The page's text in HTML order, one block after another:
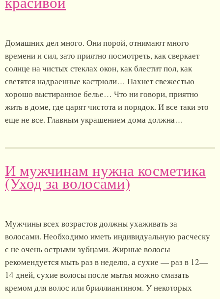
Домашних дел много. Они порой, отнимают много
времени и сил, зато приятно посмотреть, как сверкает
солнце на чистых стеклах окон, как блестит пол, как
светятся надраенные кастрюли… Пахнет свежестью
хорошо выстиранное белье… Что ни говори, приятно
жить в доме, где царят чистота и порядок. И все таки это
еще не все. Главным украшением дома должна…
И мужчинам нужна косметика
(Уход за волосами)
Мужчины всех возрастов должны ухаживать за
волосами. Необходимо иметь индивидуальную расческу
с не очень острыми зубцами. Жирные волосы
рекомендуется мыть раз в неделю, а сухие — раз в 12—
14 дней, сухие волосы после мытья можно смазать
кремом для волос или бриллиантином. У некоторых